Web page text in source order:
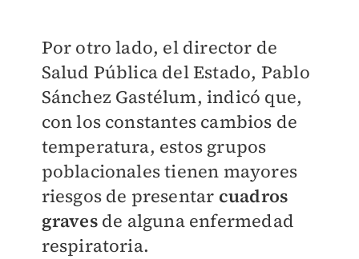
Por otro lado, el director de
Salud Pública del Estado, Pablo
Sánchez Gastélum, indicó que,
con los constantes cambios de
temperatura, estos grupos
poblacionales tienen mayores
riesgos de presentar cuadros
graves de alguna enfermedad
respiratoria.